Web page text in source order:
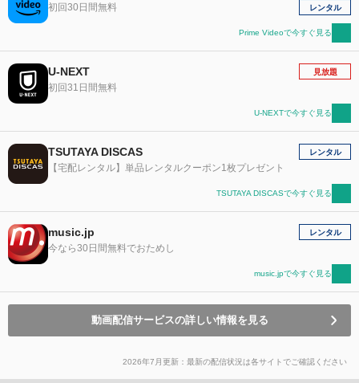
初回30日間無料
レンタル
Prime Videoで今すぐ見る
U-NEXT
初回31日間無料
見放題
U-NEXTで今すぐ見る
TSUTAYA DISCAS
【宅配レンタル】単品レンタルクーポン1枚プレゼント
レンタル
TSUTAYA DISCASで今すぐ見る
music.jp
今なら30日間無料でおためし
レンタル
music.jpで今すぐ見る
動画配信サービスの詳しい情報を見る
2026年7月更新：最新の配信状況は各サイトでご確認ください